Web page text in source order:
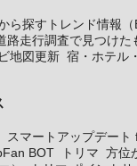
ら探すトレンド情報（
路走行調査で見つけた
地図更新 宿・ホテル
スマートアップデー
BOT トリマ 方位